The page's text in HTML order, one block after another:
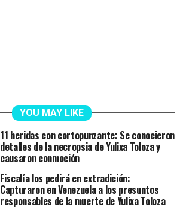
YOU MAY LIKE
11 heridas con cortopunzante: Se conocieron
detalles de la necropsia de Yulixa Toloza y
causaron conmoción
Fiscalía los pedirá en extradición:
Capturaron en Venezuela a los presuntos
responsables de la muerte de Yulixa Toloza